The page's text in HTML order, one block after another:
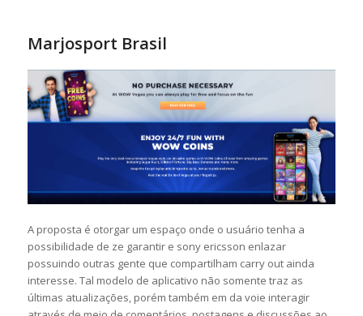
Marjosport Brasil
A proposta é otorgar um espaço onde o usuário tenha a
possibilidade de ze garantir e sony ericsson enlazar
possuindo outras gente que compartilham carry out ainda
interesse. Tal modelo de aplicativo não somente traz as
últimas atualizações, porém também em da voie interagir